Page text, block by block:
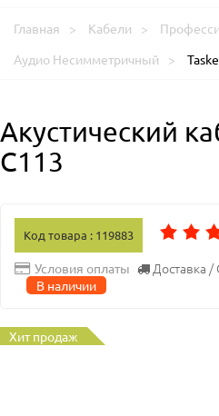
Главная Кабели
Аудио Несимметричный
Акустический
C113
Код товара : 119883
Условия оплаты Доставка
В наличии
Хит продаж